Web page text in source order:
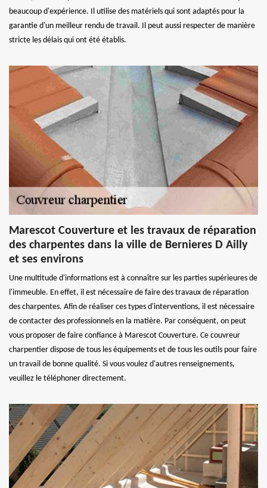
beaucoup d'expérience. Il utilise des matériels qui sont adaptés pour la
garantie d'un meilleur rendu de travail. Il peut aussi respecter de manière
stricte les délais qui ont été établis.
Marescot Couverture et les travaux de réparation
des charpentes dans la ville de Bernieres D Ailly
et ses environs
Une multitude d'informations est à connaître sur les parties supérieures de
l'immeuble. En effet, il est nécessaire de faire des travaux de réparation
des charpentes. Afin de réaliser ces types d'interventions, il est nécessaire
de contacter des professionnels en la matière. Par conséquent, on peut
vous proposer de faire confiance à Marescot Couverture. Ce couvreur
charpentier dispose de tous les équipements et de tous les outils pour faire
un travail de bonne qualité. Si vous voulez d'autres renseignements,
veuillez le téléphoner directement.